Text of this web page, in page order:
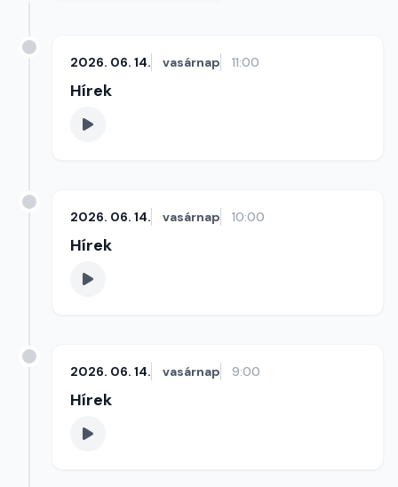
2026. 06. 14. vasárnap 11:00
Hírek
2026. 06. 14. vasárnap 10:00
Hírek
2026. 06. 14. vasárnap 9:00
Hírek